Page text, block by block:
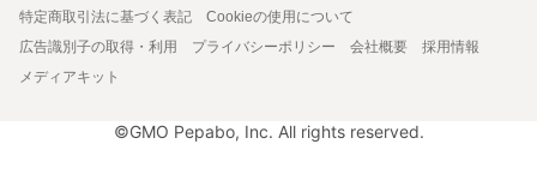
特定商取引法に基づく表記
Cookieの使用について
広告識別子の取得・利用
プライバシーポリシー 会社概要
採用情報
メディアキット
©GMO Pepabo, Inc. All rights reserved.